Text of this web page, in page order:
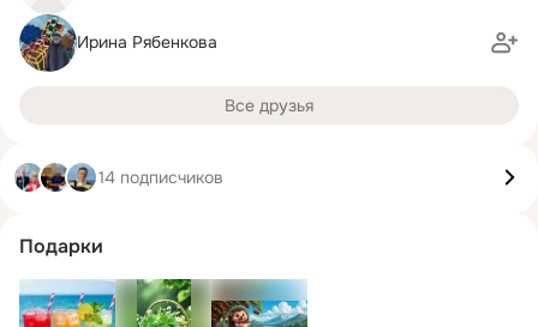
Ирина Рябенкова
Все друзья
14 подписчиков
Подарки